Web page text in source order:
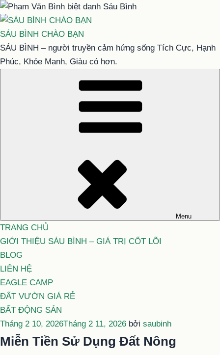
Chuyển
đến
phần
nội
dung
SÁU BÌNH CHÀO BẠN
SÁU BÌNH – người truyền cảm hứng sống Tích Cực, Hạnh
Phúc, Khỏe Mạnh, Giàu có hơn.
Menu
TRANG CHỦ
GIỚI THIỆU SÁU BÌNH – GIÁ TRỊ CỐT LÕI
BLOG
LIÊN HỆ
EAGLE CAMP
ĐẤT VƯỜN GIÁ RẺ
BẤT ĐỘNG SẢN
Đăng
trong
Tháng 2 10, 2026Tháng 2 11, 2026 bởi saubinh
Miễn Tiền Sử Dụng Đất Nông